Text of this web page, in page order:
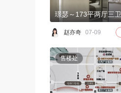
璟瑟～173平两厅三卫
赵亦奇 07-09
售楼处